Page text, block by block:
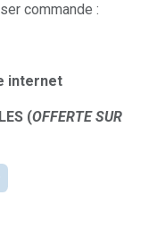
commande :
internet
(OFFERTE SUR